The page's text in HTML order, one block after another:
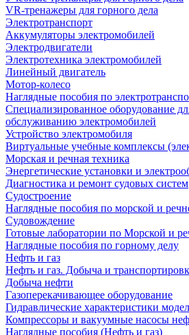
VR-тренажеры для горного дела
Электротранспорт
Аккумуляторы электромобилей
Электродвигатели
Электротехника электромобилей
Линейный двигатель
Мотор-колесо
Наглядные пособия по
Специализированное оборудование
обслуживанию электромобилей
Устройство электромобиля
Виртуальные учебные комплексы
Морская и речная техника
Энергетические установки и
Диагностика и ремонт судовых систем
Судостроение
Наглядные пособия по морской и
Судовождение
Готовые лаборатории по Морской и
Наглядные пособия по горному делу
Нефть и газ
Нефть и газ. Добыча и
Добыча нефти
Газоперекачивающее оборудование
Гидравлические характеристики
Компрессоры и вакуумные насосы
Наглядные пособия (Нефть и газ)